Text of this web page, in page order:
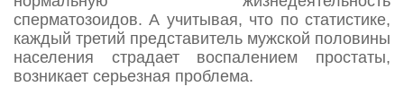
сперматозоидов. А учитывая, что по статистике,
каждый третий представитель мужской половины
населения страдает воспалением простаты,
возникает серьезная проблема.